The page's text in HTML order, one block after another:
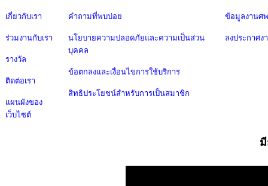
เกี่ยวกับเรา
ร่วมงานกับเรา
รางวัล
ติดต่อเรา
แผนผังของ
เว็บไซต์
คำถามที่พบบ่อย
นโยบายความปลอดภัยและความเป็นส่วน
บุคคล
ข้อตกลงและเงื่อนไขการใช้บริการ
สิทธิประโยชน์สำหรับการเป็นสมาชิก
ข้อมูลงานศพ
ลงประกาศง